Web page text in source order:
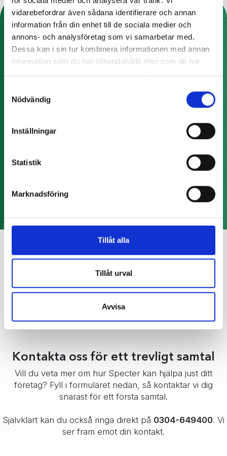
vidarebefordrar även sådana identifierare och annan
information från din enhet till de sociala medier och
annons- och analysföretag som vi samarbetar med.
Dessa kan i sin tur kombinera informationen med annan
information som du har tillhandahållit eller som de har
Nödvändig
Inställningar
Statistik
Marknadsföring
Tillåt alla
Tillåt urval
Avvisa
Alla integrationer du behöver
Uppnå effektiv e-handel och retail med smarta
integrationer för automatiserade flöden.
Se alla integrationer
Kontakta oss för ett trevligt samtal
Vill du veta mer om hur Specter kan hjälpa just ditt
företag? Fyll i formuläret nedan, så kontaktar vi dig
snarast för ett första samtal.
Självklart kan du också ringa direkt på 0304-649400. Vi
ser fram emot din kontakt.